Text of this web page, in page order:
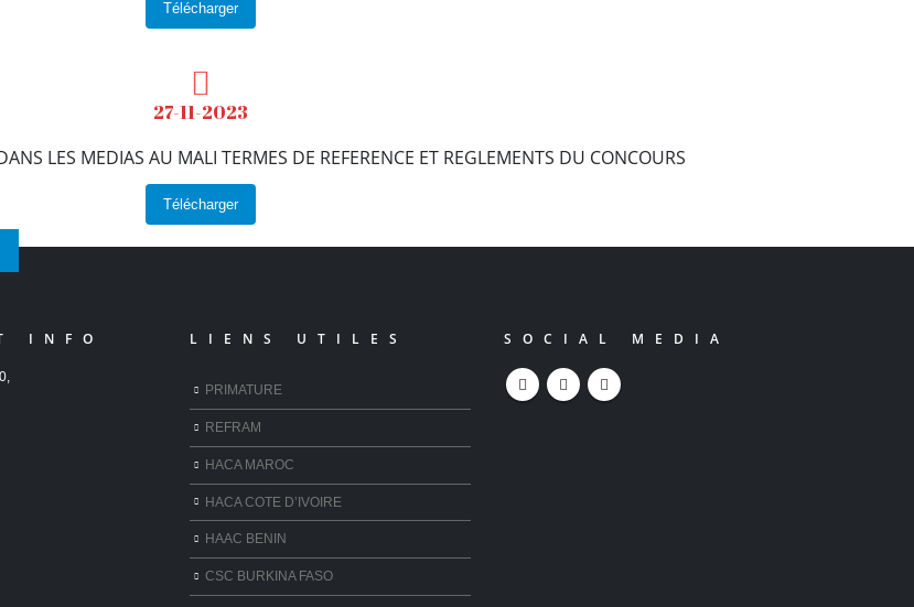
Télécharger
27-11-2023
LES MEDIAS AU MALI TERMES DE REFERENCE ET REGLEMENTS DU CONCOURS
Télécharger
INFO LIENS UTILES
PRIMATURE
REFRAM
HACA MAROC
HACA COTE D’IVOIRE
HAAC BENIN
CSC BURKINA FASO
SOCIAL MEDIA